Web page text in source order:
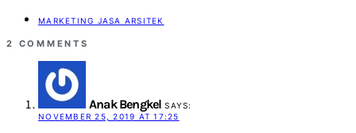
MARKETING JASA ARSITEK
2 COMMENTS
Anak Bengkel SAYS:
NOVEMBER 25, 2019 AT 17:25